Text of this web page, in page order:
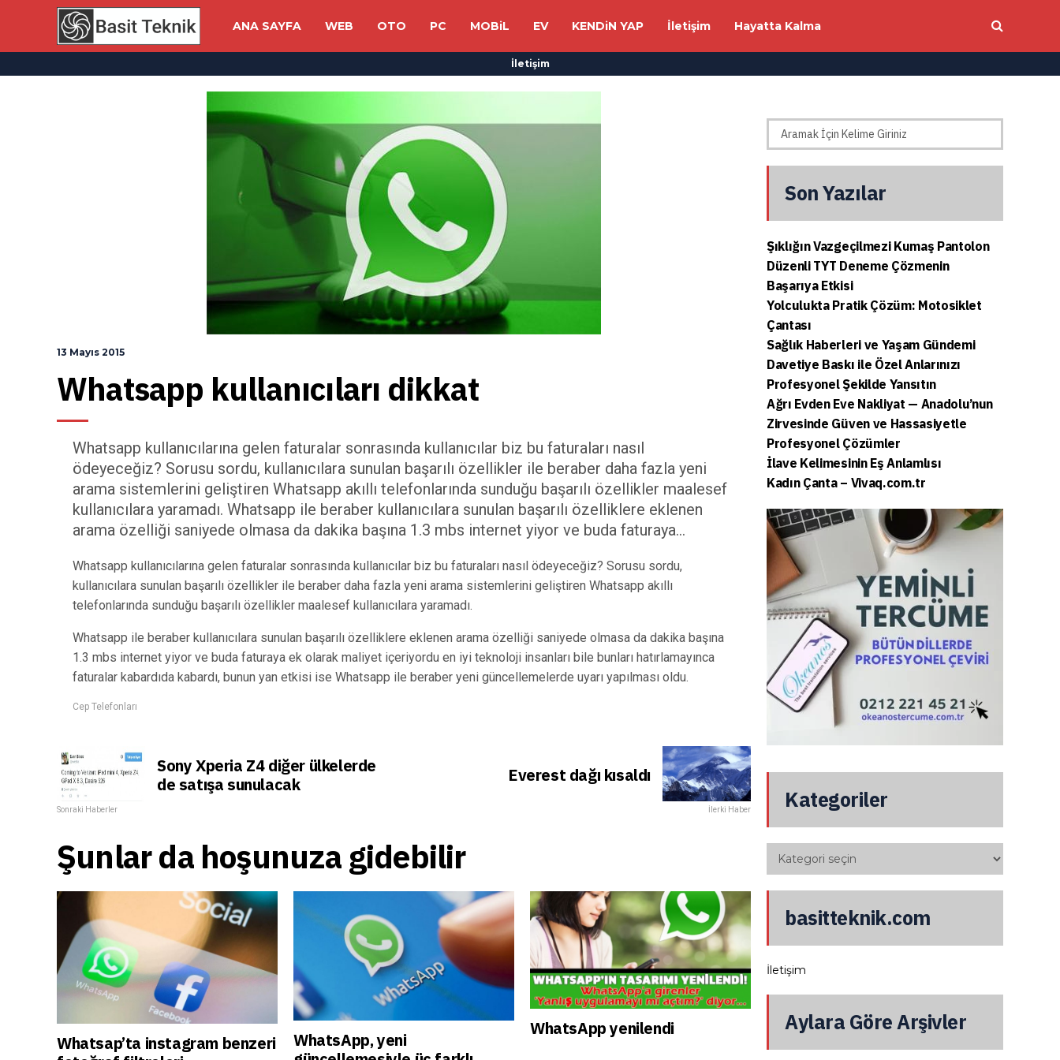
ANA SAYFA WEB OTO PC MOBiL EV KENDiN YAP İletişim Hayatta Kalma
İletişim
13 Mayıs 2015
Whatsapp kullanıcıları dikkat
Whatsapp kullanıcılarına gelen faturalar sonrasında kullanıcılar biz bu faturaları nasıl
ödeyeceğiz? Sorusu sordu, kullanıcılara sunulan başarılı özellikler ile beraber daha fazla yeni
arama sistemlerini geliştiren Whatsapp akıllı telefonlarında sunduğu başarılı özellikler maalesef
kullanıcılara yaramadı. Whatsapp ile beraber kullanıcılara sunulan başarılı özelliklere eklenen
arama özelliği saniyede olmasa da dakika başına 1.3 mbs internet yiyor ve buda faturaya…
Whatsapp kullanıcılarına gelen faturalar sonrasında kullanıcılar biz bu faturaları nasıl ödeyeceğiz? Sorusu sordu,
kullanıcılara sunulan başarılı özellikler ile beraber daha fazla yeni arama sistemlerini geliştiren Whatsapp akıllı
telefonlarında sunduğu başarılı özellikler maalesef kullanıcılara yaramadı.
Whatsapp ile beraber kullanıcılara sunulan başarılı özelliklere eklenen arama özelliği saniyede olmasa da dakika başına
1.3 mbs internet yiyor ve buda faturaya ek olarak maliyet içeriyordu en iyi teknoloji insanları bile bunları hatırlamayınca
faturalar kabardıda kabardı, bunun yan etkisi ise Whatsapp ile beraber yeni güncellemelerde uyarı yapılması oldu.
Cep Telefonları
Sony Xperia Z4 diğer ülkelerde
de satışa sunulacak
Sonraki Haberler
Everest dağı kısaldı
İlerki Haber
Şunlar da hoşunuza gidebilir
Whatsap’ta instagram benzeri
WhatsApp, yeni
WhatsApp yenilendi
Son Yazılar
Şıklığın Vazgeçilmezi Kumaş Pantolon
Düzenli TYT Deneme Çözmenin
Başarıya Etkisi
Yolculukta Pratik Çözüm: Motosiklet
Çantası
Sağlık Haberleri ve Yaşam Gündemi
Davetiye Baskı ile Özel Anlarınızı
Profesyonel Şekilde Yansıtın
Ağrı Evden Eve Nakliyat — Anadolu’nun
Zirvesinde Güven ve Hassasiyetle
Profesyonel Çözümler
İlave Kelimesinin Eş Anlamlısı
Kadın Çanta – Vivaq.com.tr
Kategoriler
basitteknik.com
İletişim
Aylara Göre Arşivler